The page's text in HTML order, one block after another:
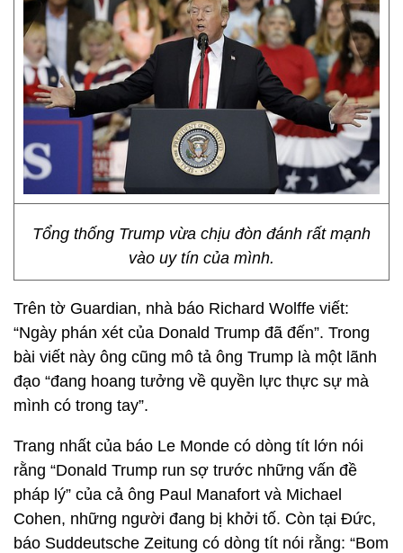
Tổng thống Trump vừa chịu đòn đánh rất mạnh
vào uy tín của mình.
Trên tờ Guardian, nhà báo Richard Wolffe viết:
“Ngày phán xét của Donald Trump đã đến”. Trong
bài viết này ông cũng mô tả ông Trump là một lãnh
đạo “đang hoang tưởng về quyền lực thực sự mà
mình có trong tay”.
Trang nhất của báo Le Monde có dòng tít lớn nói
rằng “Donald Trump run sợ trước những vấn đề
pháp lý” của cả ông Paul Manafort và Michael
Cohen, những người đang bị khởi tố. Còn tại Đức,
báo Suddeutsche Zeitung có dòng tít nói rằng: “Bom